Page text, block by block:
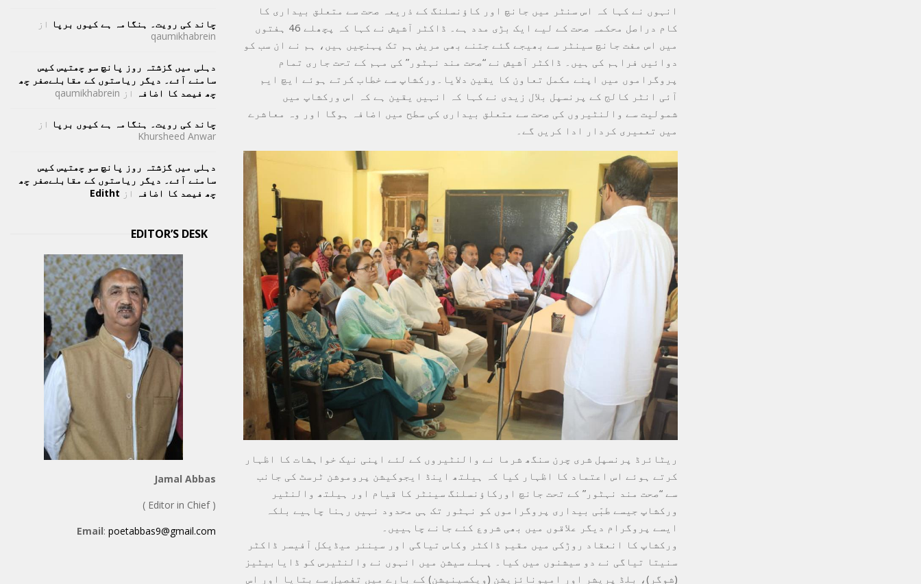
انہوں نے کہا کہ اس سنٹر میں جانچ اور کاؤنسلنگ کے ذریعہ صحت سے متعلق بیداری کا
کام دراصل محکمہ صحت کے لیے ایک بڑی مدد ہے۔ ڈاکٹر آشیش نے کہا کہ پچھلے 46 ہفتوں
میں اس مفت جانچ سینٹر سے بھیجے گئے جتنے بھی مریض ہم تک پہنچیں ہیں، ہم نے ان سب کو
دوائیں فراہم کی ہیں۔ ڈاکٹر آشیش نے “صحت مند نہٹور” کی مہم کے تحت جاری تمام
پروگراموں میں اپنے مکمل تعاون کا یقین دلایا۔ورکشاپ سے خطاب کرتے ہوئے ایچ ایم
آئی انٹر کالج کے پرنسپل بلال زیدی نے کہا کہ انہیں یقین ہے کہ اس ورکشاپ میں
شمولیت سے والنٹیروں کی صحت سے متعلق بیداری کی سطح میں اضافہ ہوگا اور وہ معاشرے
میں تعمیری کردار ادا کریں گے۔
ریٹائرڈ پرنسپل شری چرن سنگھ شرما نے والنٹیروں کے لئے اپنی نیک خواہشات کا اظہار
کرتے ہوئے اس اعتماد کا اظہار کیا کہ ہیلتھ اینڈ ایجوکیشن پروموشن ٹرسٹ کی جانب
سے “صحت مند نہٹور” کے تحت جانچ اورکاؤنسلنگ سینٹر کا قیام اور ہیلتھ والنٹیر
ورکشاپ جیسے طبّی بیداری پروگراموں کو نہٹور تک ہی محدود نہیں رہنا چاہیے بلکہ
ایسے پروگرام دیگر علاقوں میں بھی شروع کئے جانے چاہییں۔
ورکشاپ کا انعقاد روڑکی میں مقیم ڈاکٹر وکاس تیاگی اور سینئر میڈیکل آفیسر ڈاکٹر
سنیتا تیاگی نے دو سیشنوں میں کیا۔ پہلے سیشن میں انہوں نے والنٹیرس کو ڈایابیٹیز
(شوگر)، بلڈ پریشر اور امیونائزیشن (ویکسینیشن) کے بارے میں تفصیل سے بتایا اور اس
چاند کی رویت۔ ہنگامہ ہے کیوں برپا از
qaumikhabrein
دہلی میں گزشتہ روز پانچ سو چھتیس کیس
سامنے آئے۔ دیگر ریاستوں کے مقابلےصفر چھ
چھ فیصد کا اضافہ از qaumikhabrein
چاند کی رویت۔ ہنگامہ ہے کیوں برپا از
Khursheed Anwar
دہلی میں گزشتہ روز پانچ سو چھتیس کیس
سامنے آئے۔ دیگر ریاستوں کے مقابلےصفر چھ
چھ فیصد کا اضافہ از Editht
EDITOR’S DESK
Jamal Abbas
( Editor in Chief )
Email: poetabbas9@gmail.com